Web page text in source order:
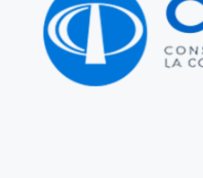
Consejo
Ir al